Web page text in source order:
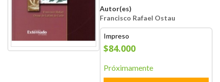
Autor(es)
Francisco Rafael Ostau
Impreso
$84.000
Próximamente